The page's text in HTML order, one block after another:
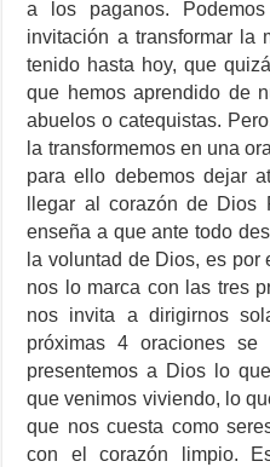
a los paganos.
invitación a transformar la
tenido hasta hoy, que
que hemos aprendido de
abuelos o catequistas.
la transformemos en una
para ello debemos dejar
llegar al corazón de
enseña a que ante todo
la voluntad de Dios, es
nos lo marca con las tres
nos invita a dirigirnos
próximas 4 oraciones
presentemos a Dios lo
que venimos viviendo, lo
que nos cuesta como
con el corazón limpio.